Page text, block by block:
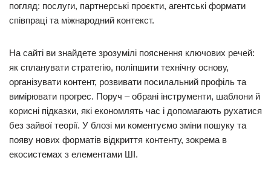
погляд: послуги, партнерські проєкти, агентські формати
співпраці та міжнародний контекст.
На сайті ви знайдете зрозумілі пояснення ключових речей:
як спланувати стратегію, поліпшити технічну основу,
організувати контент, розвивати посилальний профіль та
вимірювати прогрес. Поруч – обрані інструменти, шаблони й
корисні підказки, які економлять час і допомагають рухатися
без зайвої теорії. У блозі ми коментуємо зміни пошуку та
появу нових форматів відкриття контенту, зокрема в
екосистемах з елементами ШІ.